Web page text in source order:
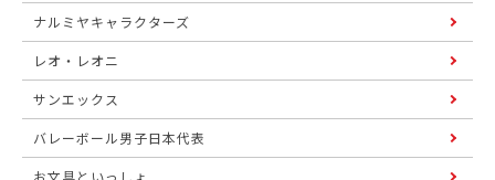
ナルミヤキャラクターズ
レオ・レオニ
サンエックス
バレーボール男子日本代表
お文具といっしょ